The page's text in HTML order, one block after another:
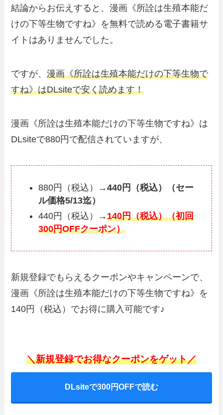
結論からお伝えすると、漫画《所詮は生殖本能だ
けの下等生物ですね》を無料で読める電子書籍サ
イトはありませんでした。
ですが、漫画《所詮は生殖本能だけの下等生物で
すね》はDLsiteで安く読めます！
漫画《所詮は生殖本能だけの下等生物ですね》は
DLsiteで880円で配信されていますが、
880円（税込）→440円（税込）（セー
ル価格5/13迄）
440円（税込）→140円（税込）（初回
300円OFFクーポン）
新規登録でもらえるクーポンやキャンペーンで、
漫画《所詮は生殖本能だけの下等生物ですね》を
140円（税込）でお得に購入可能です♪
＼新規登録でお得なクーポンをゲット／
DLsiteで300円OFFで読む